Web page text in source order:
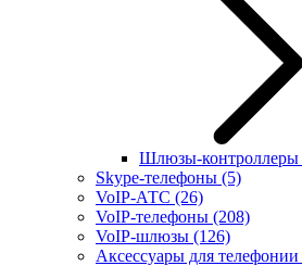
Шлюзы-контроллеры
Skype-телефоны (5)
VoIP-АТС (26)
VoIP-телефоны (208)
VoIP-шлюзы (126)
Аксессуары для телефонии